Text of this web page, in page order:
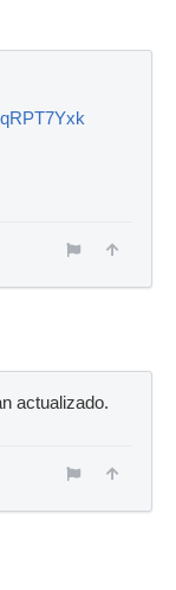
actualizado.